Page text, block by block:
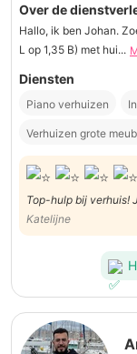
Over de
Hallo, ik ben Johan.
L op 1,35 B) met hui...
Diensten
Piano verhuizen
Verhuizen grote
Top-hulp bij verhuis!
en correct. Johan, het was een privilege om met jou te verhuizen!
Katelijne
Katelijne